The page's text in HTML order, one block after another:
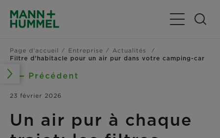
Basculer la
Page d'accueil Entreprise
Actualités
Filtre d'habitacle pour un air pur dans votre camping-car
Précédent
23 février 2026
Un air pur à chaque